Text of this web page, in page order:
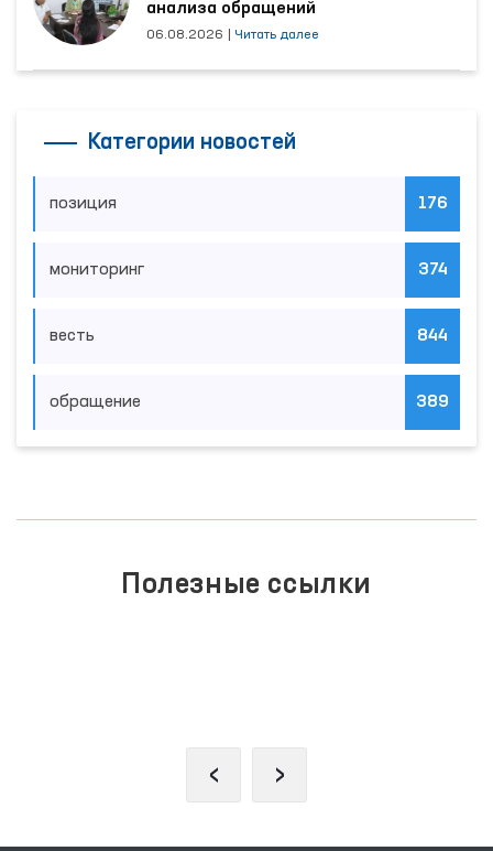
анализа обращений
06.08.2026 Читать далее
Категории новостей
позиция 176
мониторинг 374
весть 844
обращение 389
Полезные ссылки
‹ ›